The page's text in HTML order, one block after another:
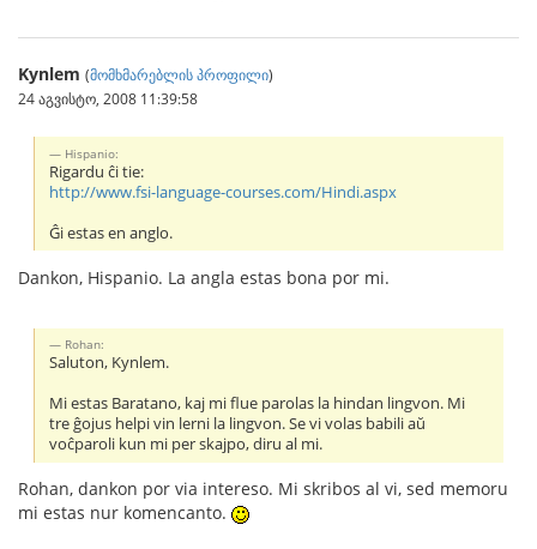
Kynlem (მომხმარებლის პროფილი)
24 აგვისტო, 2008 11:39:58
Hispanio:
Rigardu ĉi tie:
http://www.fsi-language-courses.com/Hindi.aspx
Ĝi estas en anglo.
Dankon, Hispanio. La angla estas bona por mi.
Rohan:
Saluton, Kynlem.
Mi estas Baratano, kaj mi flue parolas la hindan lingvon. Mi
tre ĝojus helpi vin lerni la lingvon. Se vi volas babili aŭ
voĉparoli kun mi per skajpo, diru al mi.
Rohan, dankon por via intereso. Mi skribos al vi, sed memoru
mi estas nur komencanto.